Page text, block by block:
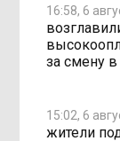
16:58, 6
за смену
15:02, 6
жители